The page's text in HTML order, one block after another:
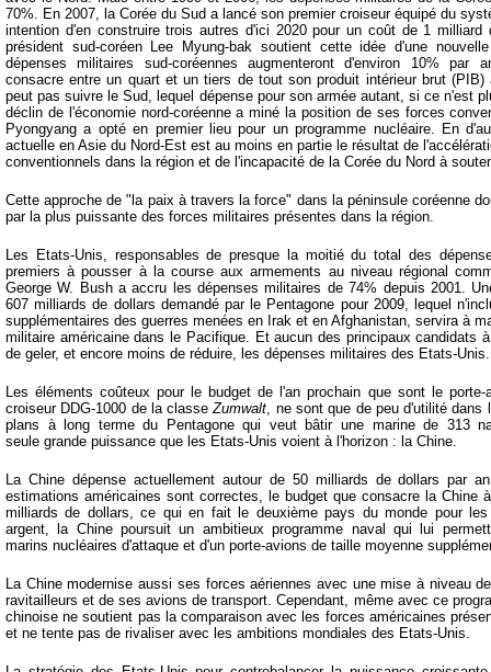
70%. En 2007, la Corée du Sud a lancé son premier croiseur équipé du
intention d'en construire trois autres d'ici 2020 pour un coût de 1 milliard
président sud-coréen Lee Myung-bak soutient cette idée d'une
dépenses militaires sud-coréennes augmenteront d'environ 10% par
consacre entre un quart et un tiers de tout son produit intérieur brut
peut pas suivre le Sud, lequel dépense pour son armée autant, si ce n'est
déclin de l'économie nord-coréenne a miné la position de ses forces
Pyongyang a opté en premier lieu pour un programme nucléaire. En
actuelle en Asie du Nord-Est est au moins en partie le résultat de
conventionnels dans la région et de l'incapacité de la Corée du Nord à
Cette approche de "la paix à travers la force" dans la péninsule coréenne
par la plus puissante des forces militaires présentes dans la région.
Les Etats-Unis, responsables de presque la moitié du total des
premiers à pousser à la course aux armements au niveau régional
George W. Bush a accru les dépenses militaires de 74% depuis 2001.
607 milliards de dollars demandé par le Pentagone pour 2009, lequel
supplémentaires des guerres menées en Irak et en Afghanistan, servira à
militaire américaine dans le Pacifique. Et aucun des principaux candidats
de geler, et encore moins de réduire, les dépenses militaires des Etats-Unis.
Les éléments coûteux pour le budget de l'an prochain que sont le
croiseur DDG-1000 de la classeZumwalt, ne sont que de peu d'utilité dans
plans à long terme du Pentagone qui veut bâtir une marine de 313
seule grande puissance que les Etats-Unis voient à l'horizon : la Chine.
La Chine dépense actuellement autour de 50 milliards de dollars par
estimations américaines sont correctes, le budget que consacre la Chine
milliards de dollars, ce qui en fait le deuxième pays du monde pour
argent, la Chine poursuit un ambitieux programme naval qui lui
marins nucléaires d'attaque et d'un porte-avions de taille moyenne
La Chine modernise aussi ses forces aériennes avec une mise à niveau
ravitailleurs et de ses avions de transport. Cependant, même avec ce
chinoise ne soutient pas la comparaison avec les forces américaines
et ne tente pas de rivaliser avec les ambitions mondiales des Etats-Unis.